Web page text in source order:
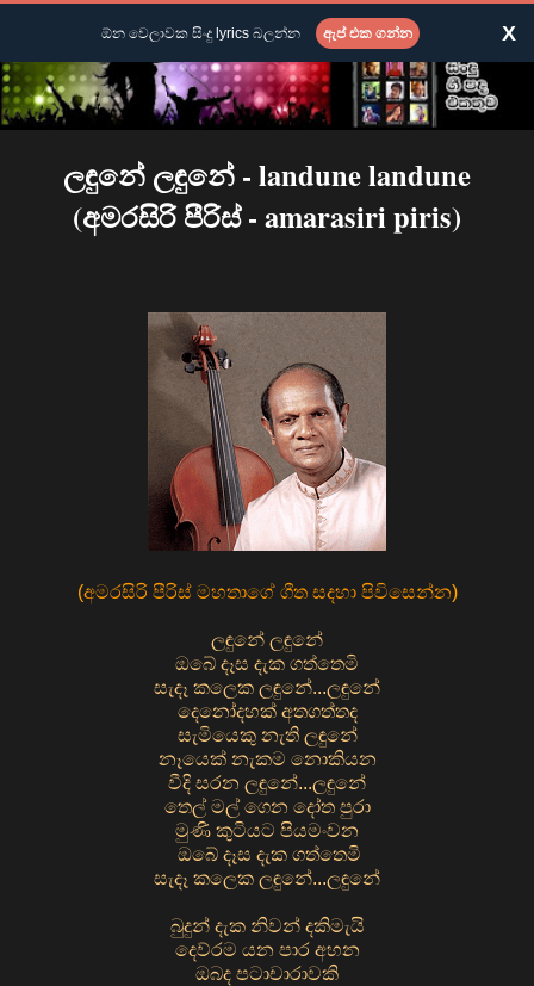
ලඳුනේ ලඳුනේ - landune landune
(අමරසිරි පීරිස් - amarasiri piris)
(අමරසිරි පීරිස් මහතාගේ ගීත සදහා පිවිසෙන්න)
ලඳුනේ ලඳුනේ
ඔබේ දෑස දැක ගත්තෙමි
සැදෑ කලෙක ලඳුනේ...ලඳුනේ
දෙනෝදහක් අතගත්තද
සැමියෙකු නැති ලඳුනේ
නෑයෙක් නැකම නොකියන
වීදි සරන ලඳුනේ...ලඳුනේ
තෙල් මල් ගෙන දෝත පුරා
මුණි කුටියට පියමංවන
ඔබේ දෑස දැක ගත්තෙමි
සැදෑ කලෙක ලඳුනේ...ලඳුනේ
බුදුන් දැක නිවන් දකිමැයි
දෙව්රම යන පාර අහන
ඔබද පටාචාරාවකි
ඕන වෙලාවක සිංදු lyrics බලන්න ඇප් එක ගන්න X